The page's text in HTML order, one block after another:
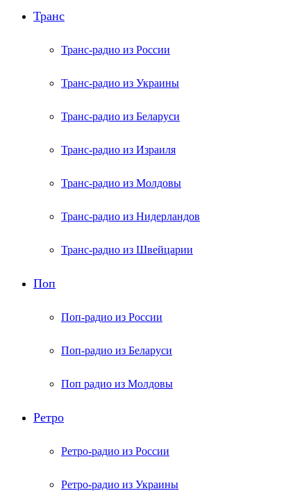
Транс
Транс-радио из России
Транс-радио из Украины
Транс-радио из Беларуси
Транс-радио из Израиля
Транс-радио из Молдовы
Транс-радио из Нидерландов
Транс-радио из Швейцарии
Поп
Поп-радио из России
Поп-радио из Беларуси
Поп радио из Молдовы
Ретро
Ретро-радио из России
Ретро-радио из Украины